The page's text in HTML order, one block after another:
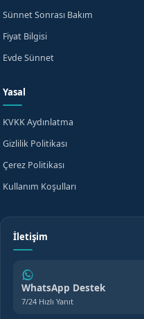
Sünnet Sonrası Bakım
Fiyat Bilgisi
Evde Sünnet
Yasal
KVKK Aydınlatma
Gizlilik Politikası
Çerez Politikası
Kullanım Koşulları
İletişim
WhatsApp Destek
7/24 Hızlı Yanıt